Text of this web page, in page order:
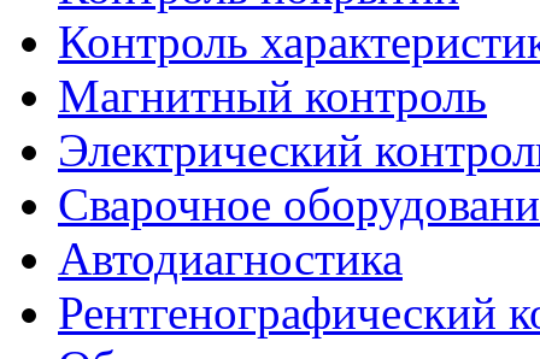
Контроль
Магнитный контроль
Электрический
Сварочное
Автодиагностика
Рентгенографический